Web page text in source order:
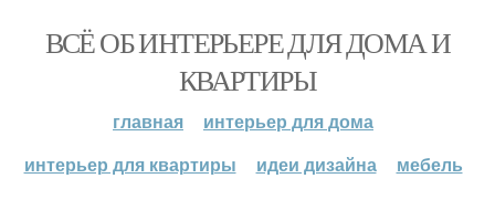
ВСЁ ОБ ИНТЕРЬЕРЕ ДЛЯ ДОМА И
КВАРТИРЫ
главная
интерьер для дома
интерьер для квартиры
идеи дизайна мебель